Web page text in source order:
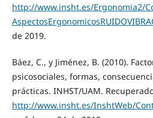
http://www.insht.es/Ergonomia2/
de 2019.
Báez, C., y Jiménez, B. (2010).
psicosociales, formas,
prácticas. INHST/UAM.
http://www.insht.es/InshtWeb/